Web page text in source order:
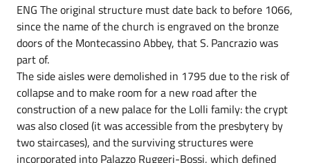
ENG The original structure must date back to before 1066,
since the name of the church is engraved on the bronze
doors of the Montecassino Abbey, that S. Pancrazio was
part of.
The side aisles were demolished in 1795 due to the risk of
collapse and to make room for a new road after the
construction of a new palace for the Lolli family: the crypt
was also closed (it was accessible from the presbytery by
two staircases), and the surviving structures were
incorporated into Palazzo Ruggeri-Bossi, which defined